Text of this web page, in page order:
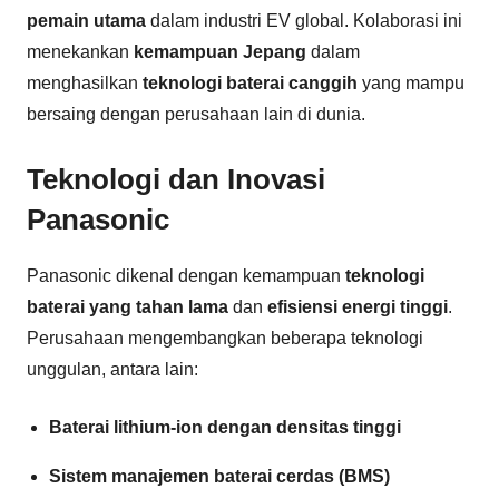
pemain utama dalam industri EV global. Kolaborasi ini
menekankan kemampuan Jepang dalam
menghasilkan teknologi baterai canggih yang mampu
bersaing dengan perusahaan lain di dunia.
Teknologi dan Inovasi
Panasonic
Panasonic dikenal dengan kemampuan teknologi
baterai yang tahan lama dan efisiensi energi tinggi.
Perusahaan mengembangkan beberapa teknologi
unggulan, antara lain:
Baterai lithium-ion dengan densitas tinggi
Sistem manajemen baterai cerdas (BMS)